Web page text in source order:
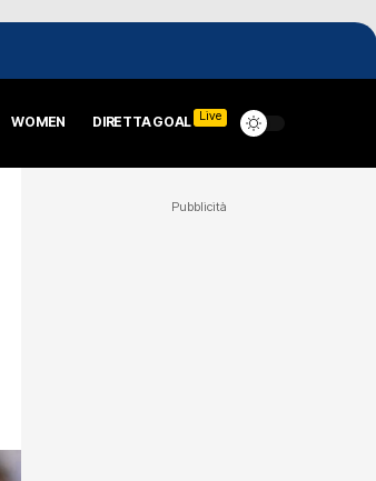
WOMEN DIRETTA GOAL Live
Pubblicità